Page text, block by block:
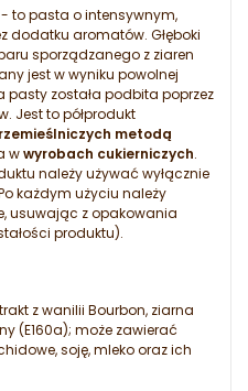
- to pasta o intensywnym,
dodatku aromatów. Głęboki
sporządzanego z ziaren
jest w wyniku powolnej
została podbita poprzez
Jest to półprodukt
metodą
wwyrobach cukierniczych.
należy używać wyłącznie
każdym użyciu należy
usuwając z opakowania
produktu).
z wanilii Bourbon, ziarna
(E160a); może zawierać
soję, mleko oraz ich